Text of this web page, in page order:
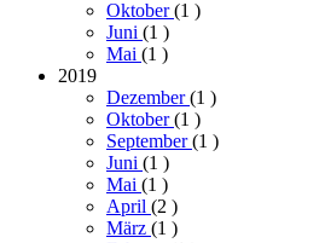
Oktober(1 )
Juni (1 )
Mai (1 )
2019
Dezember(1 )
Oktober(1 )
September(1 )
Juni (1 )
Mai (1 )
April (2 )
März (1 )